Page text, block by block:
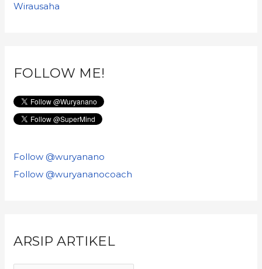
Wirausaha
FOLLOW ME!
Follow @wuryanano
Follow @wuryananocoach
ARSIP ARTIKEL